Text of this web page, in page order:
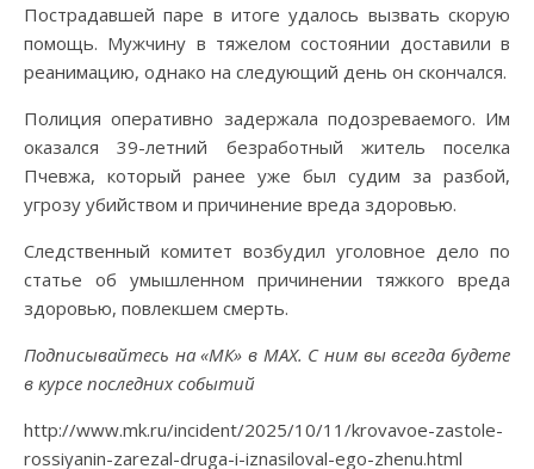
Пострадавшей паре в итоге удалось вызвать скорую
помощь. Мужчину в тяжелом состоянии доставили в
реанимацию, однако на следующий день он скончался.
Полиция оперативно задержала подозреваемого. Им
оказался 39-летний безработный житель поселка
Пчевжа, который ранее уже был судим за разбой,
угрозу убийством и причинение вреда здоровью.
Следственный комитет возбудил уголовное дело по
статье об умышленном причинении тяжкого вреда
здоровью, повлекшем смерть.
Подписывайтесь на «МК» в MAX. С ним вы всегда будете
в курсе последних событий
http://www.mk.ru/incident/2025/10/11/krovavoe-zastole-
rossiyanin-zarezal-druga-i-iznasiloval-ego-zhenu.html